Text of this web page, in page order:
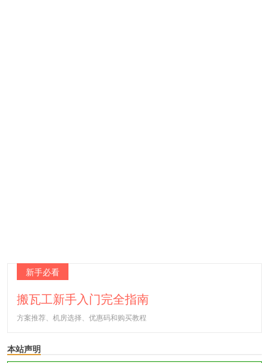
新手必看
搬瓦工新手入门完全指南
方案推荐、机房选择、优惠码和购买教程
本站声明